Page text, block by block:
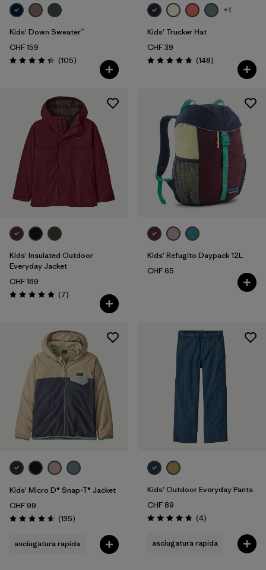
Kids' Down Sweater™
CHF 159
Valutazione: 4.3 / 5
(105Recensioni
)
+1
Kids' Trucker Hat
CHF 39
Valutazione: 4.7 / 5
(148Recensioni
)
Kids' Insulated Outdoor
Everyday Jacket
CHF 169
Valutazione: 5.0 / 5
(7Recensioni
)
Kids' Refugito Daypack 12L
CHF 65
Kids' Micro D® Snap-T® Jacket
CHF 99
Valutazione: 4.6 / 5
(135Recensioni
)
asciugatura rapida
Kids' Outdoor Everyday Pants
CHF 89
Valutazione: 4.8 / 5
(4Recensioni
)
asciugatura rapida